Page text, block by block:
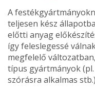
A
teljesen kész
előtti anyag
így feleslegessé
meg­felelő
típus gyártmányok
szórásra alkalmas